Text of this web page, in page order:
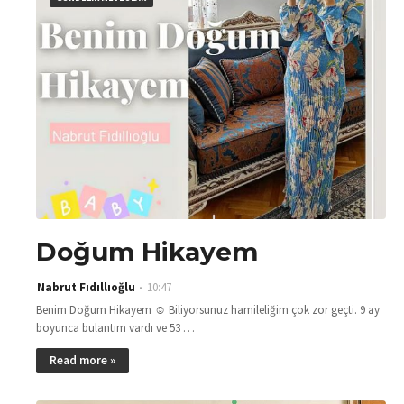
Doğum Hikayem
Nabrut Fıdıllıoğlu
10:47
Benim Doğum Hikayem ☺️ Biliyorsunuz hamileliğim çok zor geçti. 9 ay
boyunca bulantım vardı ve 53 …
Read more »